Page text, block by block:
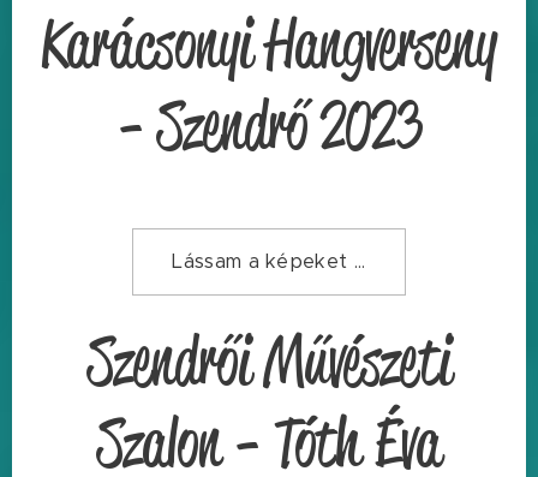
Karácsonyi Hangverseny
- Szendrő 2023
Lássam a képeket ...
Szendrői Művészeti
Szalon - Tóth Éva